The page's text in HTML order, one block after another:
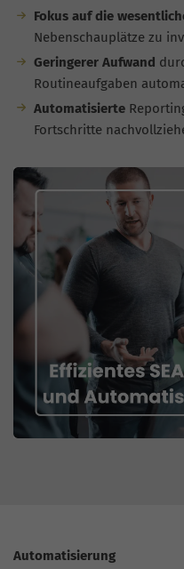
Fokus auf die
Nebenschauplätze zu
Geringerer Aufwand
Routineaufgaben
Automatisierte
Fortschritte
Automatisierung